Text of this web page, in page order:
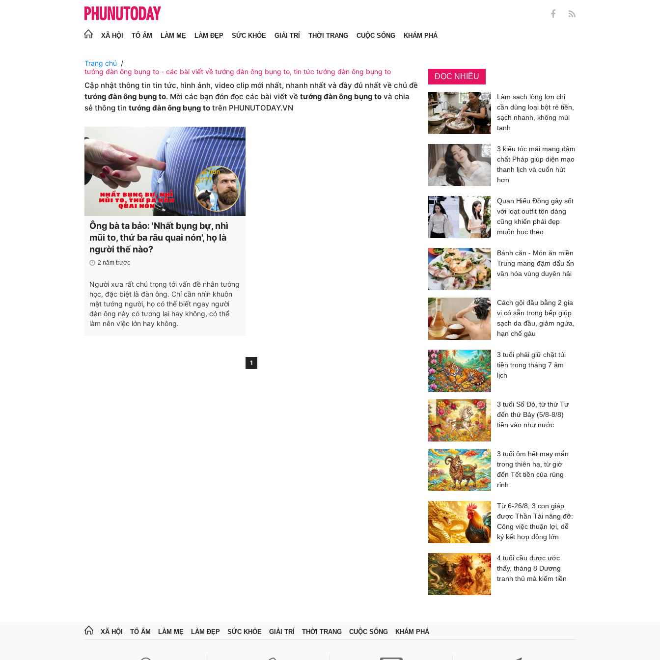
XÃ HỘI TỔ ẤM LÀM MẸ LÀM ĐẸP SỨC KHỎE GIẢI TRÍ THỜI TRANG CUỘC SỐNG KHÁM PHÁ
Trang chủ
tướng đàn ông bụng to - các bài viết về tướng đàn ông bụng to, tin tức tướng đàn ông bụng to
Cập nhật thông tin tin tức, hình ảnh, video clip mới nhất, nhanh nhất và đầy đủ nhất về chủ đề
tướng đàn ông bụng to. Mời các bạn đón đọc các bài viết về tướng đàn ông bụng to và chia
sẻ thông tin tướng đàn ông bụng to trên PHUNUTODAY.VN
Ông bà ta bảo: 'Nhất bụng bự, nhì
mũi to, thứ ba râu quai nón', họ là
người thế nào?
2 năm trước
Người xưa rất chú trọng tới vấn đề nhân tướng
học, đặc biệt là đàn ông. Chỉ cần nhìn khuôn
mặt tướng người, họ có thể biết ngay người
đàn ông này có tương lai hay không, có thể
làm nên việc lớn hay không.
1
ĐỌC NHIỀU
Làm sạch lòng lợn chỉ
cần dùng loại bột rẻ tiền,
sạch nhanh, không mùi
tanh
3 kiểu tóc mái mang đậm
chất Pháp giúp diện mạo
thanh lịch và cuốn hút
hơn
Quan Hiểu Đồng gây sốt
với loạt outfit tôn dáng
cũng khiến phái đẹp
muốn học theo
Bánh căn - Món ăn miền
Trung mang đậm dấu ấn
văn hóa vùng duyên hải
Cách gội đầu bằng 2 gia
vị có sẵn trong bếp giúp
sạch da đầu, giảm ngứa,
hạn chế gàu
3 tuổi phải giữ chặt túi
tiền trong tháng 7 âm
lịch
3 tuổi Số Đỏ, từ thứ Tư
đến thứ Bảy (5/8-8/8)
tiền vào như nước
3 tuổi ôm hết may mắn
trong thiên hạ, từ giờ
đến Tết tiền của rủng
rỉnh
Từ 6-26/8, 3 con giáp
được Thần Tài nâng đỡ:
Công việc thuận lợi, dễ
ký kết hợp đồng lớn
4 tuổi cầu được ước
thấy, tháng 8 Dương
tranh thủ mà kiếm tiền
XÃ HỘI TỔ ẤM LÀM MẸ LÀM ĐẸP SỨC KHỎE GIẢI TRÍ THỜI TRANG CUỘC SỐNG KHÁM PHÁ